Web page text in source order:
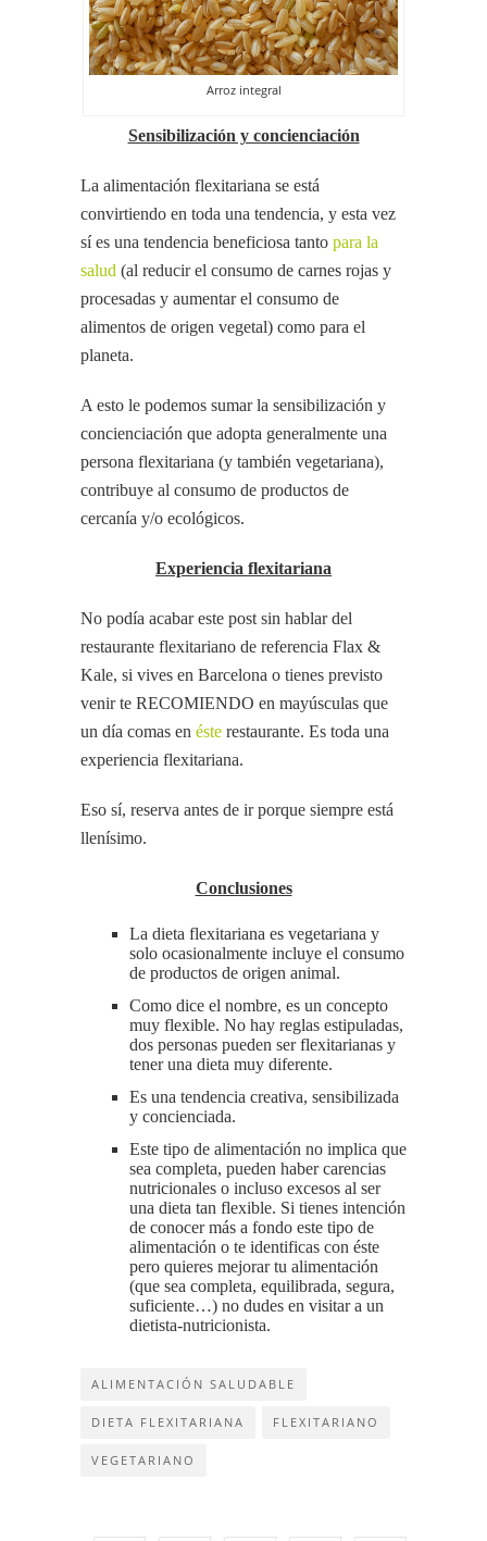
Arroz integral
Sensibilización y concienciación
La alimentación flexitariana se está
convirtiendo en toda una tendencia, y esta vez
sí es una tendencia beneficiosa tanto para la
salud (al reducir el consumo de carnes rojas y
procesadas y aumentar el consumo de
alimentos de origen vegetal) como para el
planeta.
A esto le podemos sumar la sensibilización y
concienciación que adopta generalmente una
persona flexitariana (y también vegetariana),
contribuye al consumo de productos de
cercanía y/o ecológicos.
Experiencia flexitariana
No podía acabar este post sin hablar del
restaurante flexitariano de referencia Flax &
Kale, si vives en Barcelona o tienes previsto
venir te RECOMIENDO en mayúsculas que
un día comas en éste restaurante. Es toda una
experiencia flexitariana.
Eso sí, reserva antes de ir porque siempre está
llenísimo.
Conclusiones
La dieta flexitariana es vegetariana y
solo ocasionalmente incluye el consumo
de productos de origen animal.
Como dice el nombre, es un concepto
muy flexible. No hay reglas estipuladas,
dos personas pueden ser flexitarianas y
tener una dieta muy diferente.
Es una tendencia creativa, sensibilizada
y concienciada.
Este tipo de alimentación no implica que
sea completa, pueden haber carencias
nutricionales o incluso excesos al ser
una dieta tan flexible. Si tienes intención
de conocer más a fondo este tipo de
alimentación o te identificas con éste
pero quieres mejorar tu alimentación
(que sea completa, equilibrada, segura,
suficiente…) no dudes en visitar a un
dietista-nutricionista.
ALIMENTACIÓN SALUDABLE
DIETA FLEXITARIANA FLEXITARIANO
VEGETARIANO